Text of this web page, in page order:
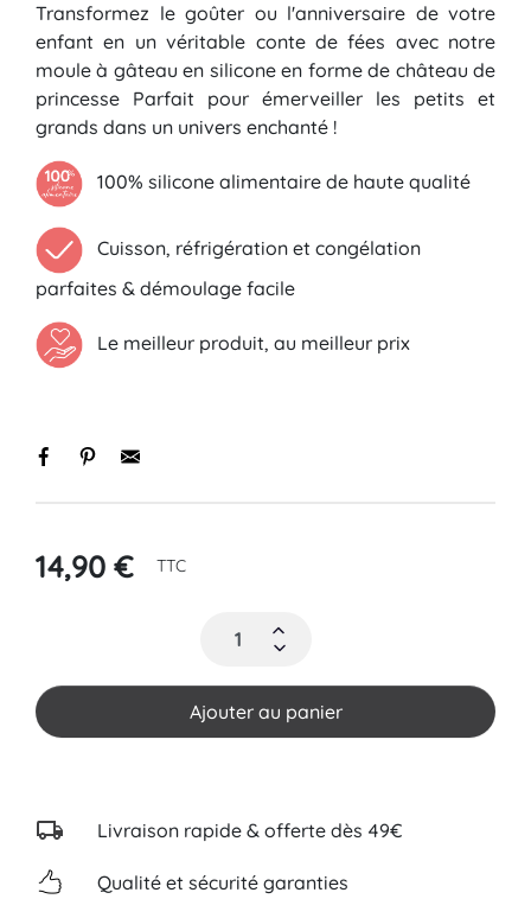
Transformez le goûter ou l'anniversaire de votre
enfant en un véritable conte de fées avec notre
moule à gâteau en silicone en forme de château de
princesse Parfait pour émerveiller les petits et
grands dans un univers enchanté !
100% silicone alimentaire de haute qualité
Cuisson, réfrigération et congélation
parfaites & démoulage facile
Le meilleur produit, au meilleur prix
14,90 € TTC
Ajouter au panier
Livraison rapide & offerte dès 49€
Qualité et sécurité garanties